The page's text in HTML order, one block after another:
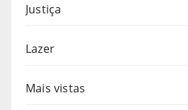
Justiça
Lazer
Mais vistas